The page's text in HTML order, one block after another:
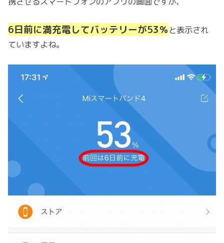
6日前に満充電してバッテリーが53％と表示され
ていますよね。